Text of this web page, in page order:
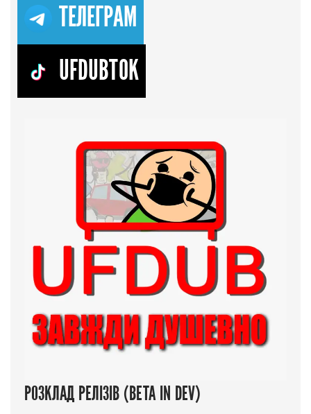
ТЕЛЕГРАМ
UFDUBTOK
РОЗКЛАД РЕЛІЗІВ (BETA IN DEV)